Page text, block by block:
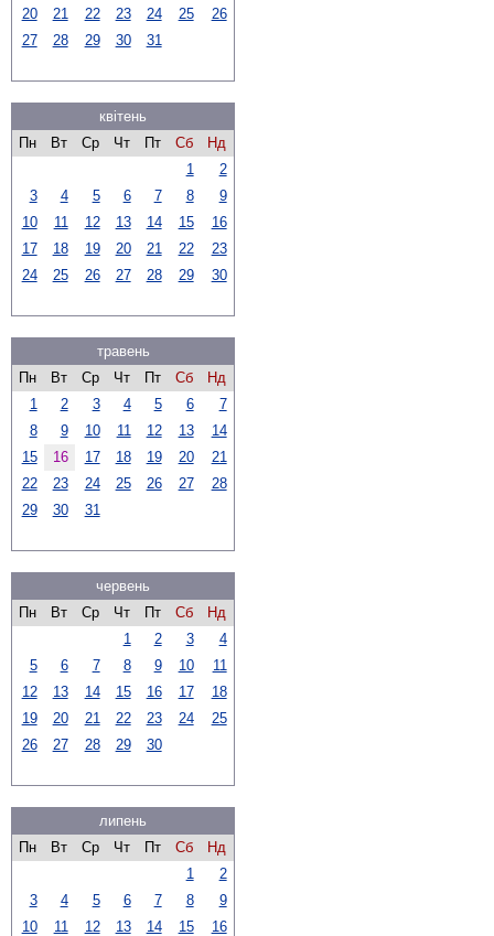
20 21 22 23 24 25
26
27
28 29 30 31
квітень
Пн
Вт Ср Чт Пт Сб
Нд
1
2
3
4 5 6 7 8
9
10
11 12 13 14 15
16
17
18 19 20 21 22
23
24
25 26 27 28 29 30
травень
Пн
Вт Ср Чт Пт Сб
Нд
1
2 3 4 5 6
7
8
9 10 11 12 13
14
15
16 17 18 19 20
21
22
23 24 25 26 27
28
29
30 31
червень
Пн
Вт Ср Чт Пт Сб
Нд
1
2 3
4
5
6 7 8 9 10
11
12
13 14 15 16 17
18
19
20 21 22 23 24
25
26
27 28 29 30
липень
Пн
Вт Ср Чт Пт Сб
Нд
1
2
3
4 5 6 7 8
9
10
11 12 13 14 15
16